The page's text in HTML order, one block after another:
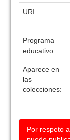
URI:
Programa
educativo:
Aparece en
las
colecciones:
Por respeto